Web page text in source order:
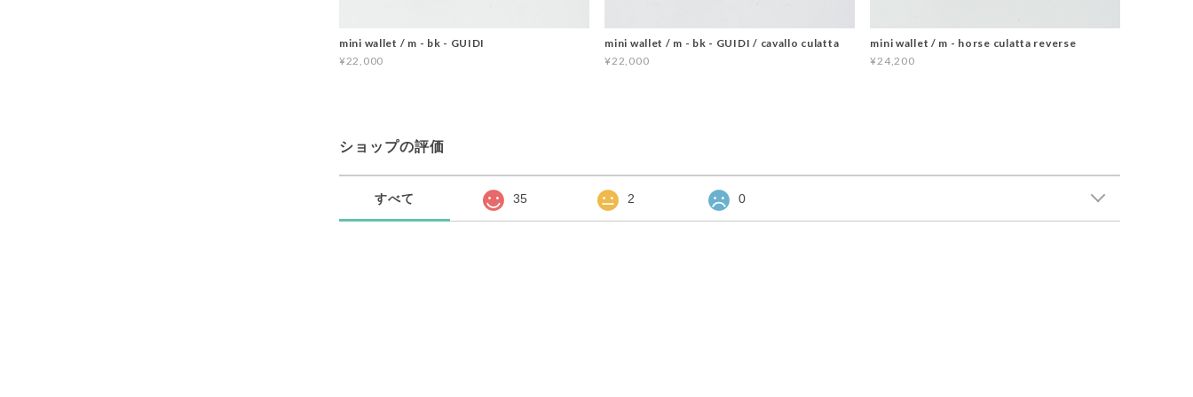
mini wallet / m - bk - GUIDI
¥22,000
mini wallet / m - bk - GUIDI / cavallo culatta
¥22,000
mini wallet / m - horse culatta reverse
¥24,200
ショップの評価
すべて 35 2 0